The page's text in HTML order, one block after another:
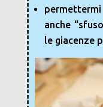
anche
le giacenze